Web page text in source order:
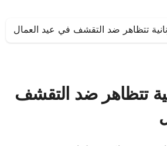
تتظاهر ضد التقشف في عيد العمال
تتظاهر ضد التقشف